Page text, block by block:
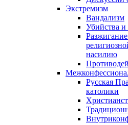
Экстремизм
Вандализм
Убийства и
насилию
Русская
католики